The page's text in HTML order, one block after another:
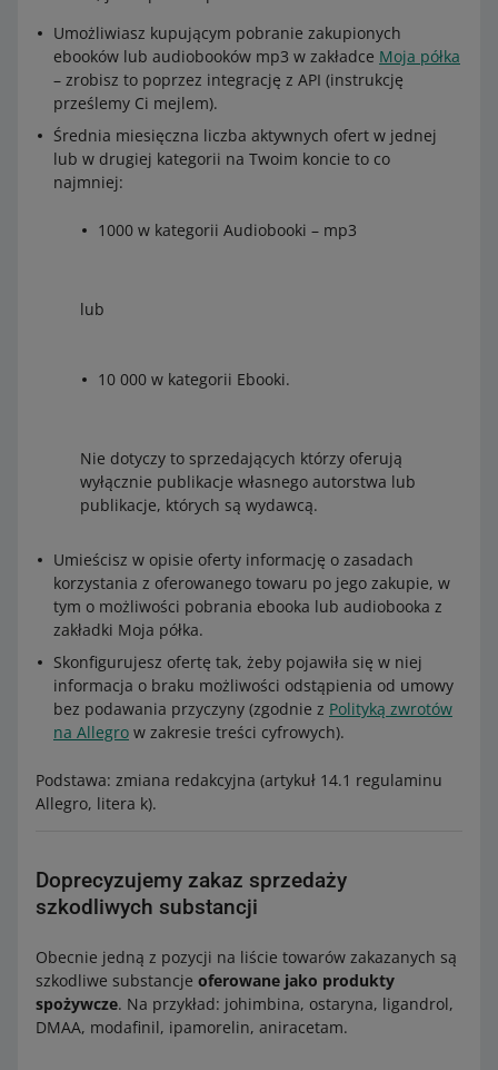
Umożliwiasz kupującym pobranie zakupionych
ebooków lub audiobooków mp3 w zakładce Moja półka
– zrobisz to poprzez integrację z API (instrukcję
prześlemy Ci mejlem).
Średnia miesięczna liczba aktywnych ofert w jednej
lub w drugiej kategorii na Twoim koncie to co
najmniej:
1000 w kategorii Audiobooki – mp3
lub
10 000 w kategorii Ebooki.
Nie dotyczy to sprzedających którzy oferują
wyłącznie publikacje własnego autorstwa lub
publikacje, których są wydawcą.
Umieścisz w opisie oferty informację o zasadach
korzystania z oferowanego towaru po jego zakupie, w
tym o możliwości pobrania ebooka lub audiobooka z
zakładki Moja półka.
Skonfigurujesz ofertę tak, żeby pojawiła się w niej
informacja o braku możliwości odstąpienia od umowy
bez podawania przyczyny (zgodnie z Polityką zwrotów
na Allegro w zakresie treści cyfrowych).
Podstawa: zmiana redakcyjna (artykuł 14.1 regulaminu
Allegro, litera k).
Doprecyzujemy zakaz sprzedaży
szkodliwych substancji
Obecnie jedną z pozycji na liście towarów zakazanych są
szkodliwe substancje oferowane jako produkty
spożywcze. Na przykład: johimbina, ostaryna, ligandrol,
DMAA, modafinil, ipamorelin, aniracetam.